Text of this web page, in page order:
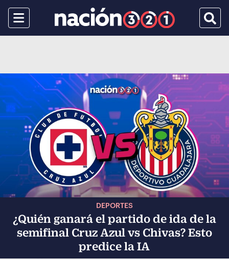
Menu
DEPORTES
¿Quién ganará el partido de ida de la
semifinal Cruz Azul vs Chivas? Esto
predice la IA